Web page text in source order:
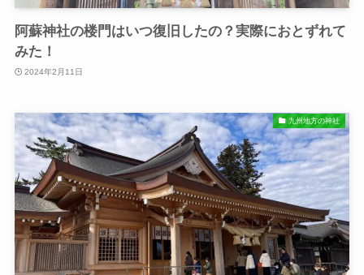
阿蘇神社の楼門はいつ復旧したの？実際におとずれて
みた！
2024年2月11日
九州地方の神社